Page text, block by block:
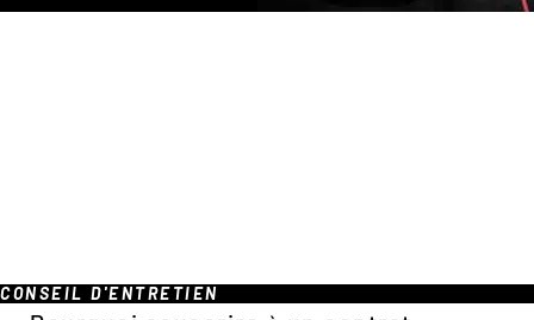
CONSEIL D'ENTRETIEN